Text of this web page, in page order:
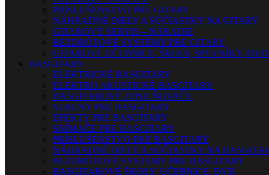
PRÍSLUŠENSTVO PRE GITARY
NÁHRADNÉ DIELY A SÚČIASTKY NA GITARY
GITAROVÝ SERVIS – NÁRADIE
BEZDRÔTOVÉ SYSTÉMY PRE GITARY
GITAROVÉ UČEBNICE, ŠKOLY, SPEVNÍKY, DVD
BASGITARY
ELEKTRICKÉ BASGITARY
ELEKTRO AKUSTICKÉ BASGITARY
BASGITAROVÉ ZOSILŇOVAČE
STRUNY PRE BASGITARY
EFEKTY PRE BASGITARY
SNÍMAČE PRE BASGITARY
PRÍSLUŠENSTVO PRE BASGITARY
NÁHRADNÉ DIELY A SÚČIASTKY NA
BEZDRÔTOVÉ SYSTÉMY PRE BASGITARY
BASGITAROVÉ ŠKOLY, UČEBNICE, DVD